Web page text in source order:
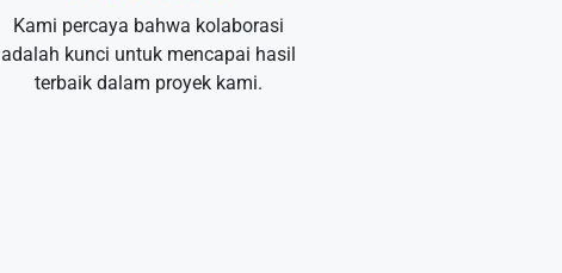
Kami percaya bahwa kolaborasi
adalah kunci untuk mencapai hasil
terbaik dalam proyek kami.